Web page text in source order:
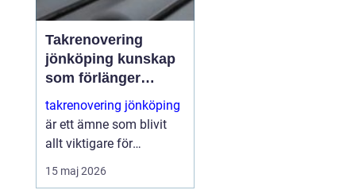
Takrenovering
jönköping kunskap
som förlänger
takets livslängd
takrenovering jönköping
är ett ämne som blivit
allt viktigare för
villaägare,
bostadsrättsföreningar
15 maj 2026